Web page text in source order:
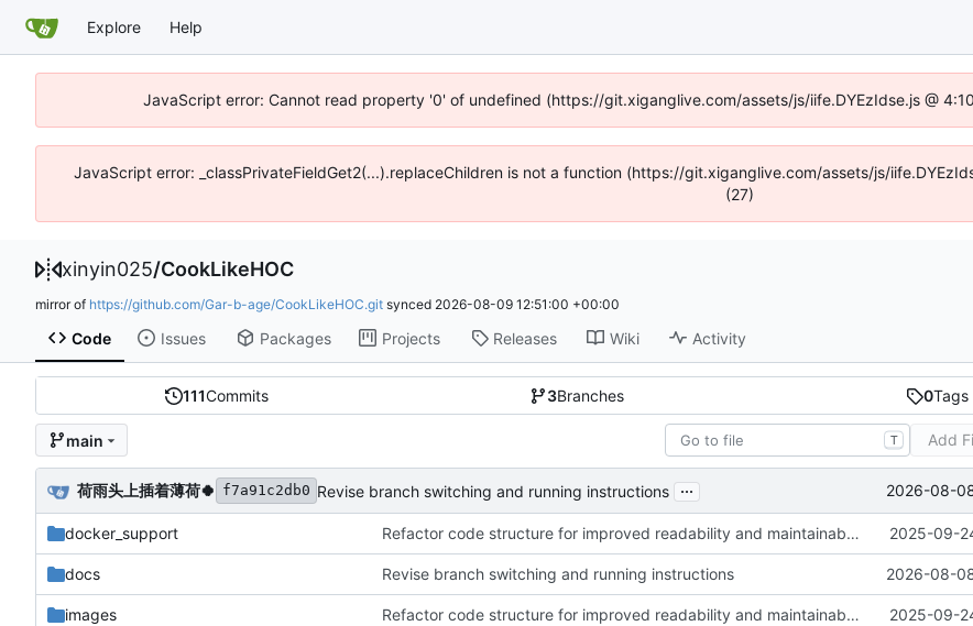
Explore Help
JavaScript error: Cannot read property '0' of undefined (https://git.xiganglive.com/assets/js/iife.DYEzIdse.js @
JavaScript error: _classPrivateFieldGet2(...).replaceChildren is not a function (https://git.xiganglive.com/assets/js/
(27)
xinyin025/CookLikeHOC
mirror of https://github.com/Gar-b-age/CookLikeHOC.git synced 2026-08-09 12:51:00 +00:00
Code Issues Packages Projects Releases Wiki Activity
111Commits 3Branches 0Tags
main T Add
荷雨头上插着薄荷🍀 f7a91c2db0 Revise branch switching and running instructions ... 2026-08-
docker_support Refactor code structure for improved readability and maintainability 2025-09-
docs Revise branch switching and running instructions 2026-08-
images Refactor code structure for improved readability and maintainability 2025-09-